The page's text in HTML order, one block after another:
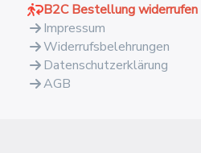
B2C Bestellung widerrufen
Impressum
Widerrufsbelehrungen
Datenschutzerklärung
AGB